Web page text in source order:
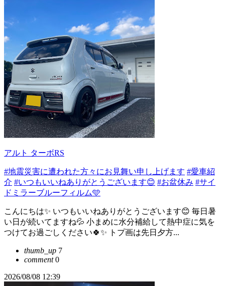
アルト ターボRS
#地震災害に遭われた方々にお見舞い申し上げます #愛車紹
介 #いつもいいねありがとうございます😊 #お盆休み #サイ
ドミラーブルーフィルム🩵
こんにちは✨ いつもいいねありがとうございます😊 毎日暑
い日が続いてますね💦 小まめに水分補給して熱中症に気を
つけてお過ごしください🍀✨ トプ画は先日夕方...
thumb_up 7
comment0
2026/08/08 12:39